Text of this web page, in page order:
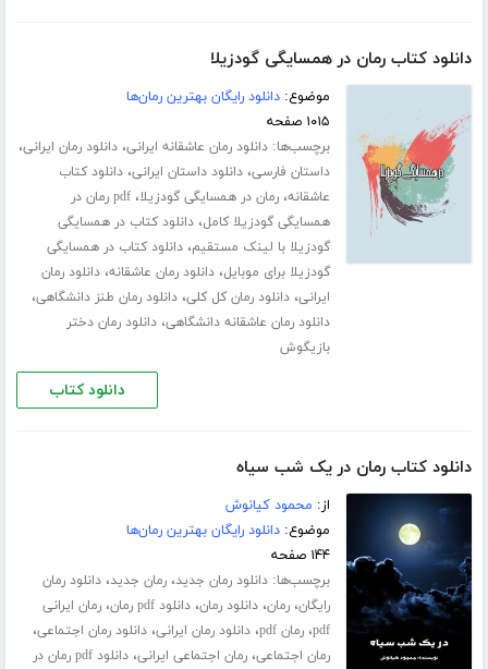
دانلود کتاب رمان در همسایگی گودزیلا
موضوع:دانلود رایگان بهترین رمان‌ها
۱۰۱۵ صفحه
برچسب‌ها:دانلود رمان عاشقانه ایرانی،دانلود رمان ایرانی،
داستان فارسی،دانلود داستان ایرانی،دانلود کتاب
عاشقانه،رمان در همسایگی گودزیلا،
pdf رمان در
همسایگی گودزیلا کامل،دانلود کتاب در همسایگی
گودزیلا با لینک مستقیم،دانلود کتاب در همسایگی
گودزیلا برای موبایل،دانلود رمان عاشقانه،دانلود رمان
ایرانی،دانلود رمان کل کلی،دانلود رمان طنز دانشگاهی،
دانلود رمان عاشقانه دانشگاهی،دانلود رمان دختر
بازیگوش
دانلود کتاب
دانلود کتاب رمان در یک شب سیاه
از: محمود کیانوش
موضوع:دانلود رایگان بهترین رمان‌ها
۱۴۴ صفحه
برچسب‌ها:دانلود رمان جدید،رمان جدید،دانلود رمان
رایگان،رمان،دانلود رمان،دانلود pdf رمان ،رمان ایرانی
pdf،رمان pdf ،دانلود رمان ایرانی،دانلود رمان اجتماعی،
رمان اجتماعی،رمان اجتماعی ایرانی،
دانلود pdf رمان در